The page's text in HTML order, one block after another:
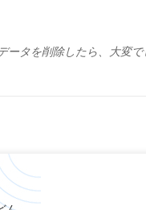
ータを削除したら、大変